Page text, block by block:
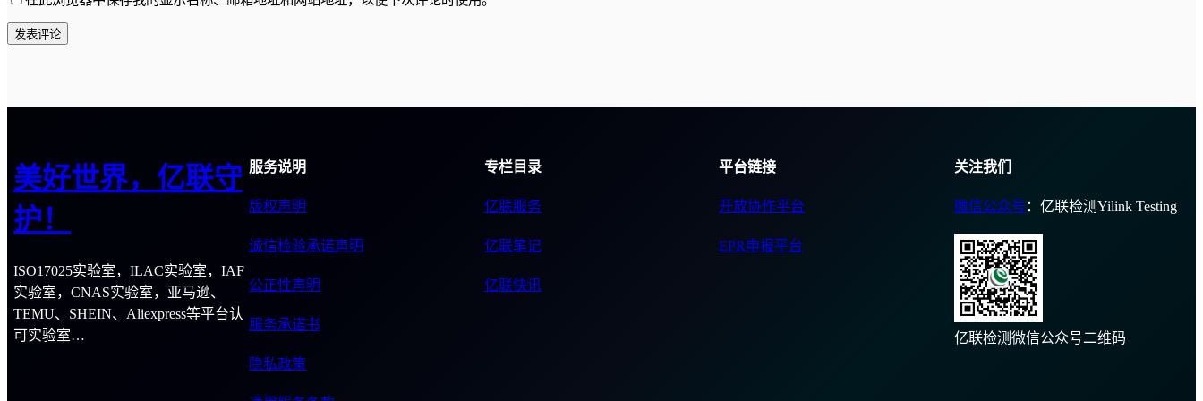
美好世界，亿联守
护！
ISO17025实验室，ILAC实验室，IAF
实验室，CNAS实验室，亚马逊、
TEMU、SHEIN、Aliexpress等平台认
可实验室…
服务说明
版权声明
诚信检验承诺声明
公正性声明
服务承诺书
隐私政策
专栏目录
亿联服务
亿联笔记
亿联快讯
平台链接
开放协作平台
EPR申报平台
关注我们
微信公众号 ：亿联检测Yilink Testing
亿联检测微信公众号二维码